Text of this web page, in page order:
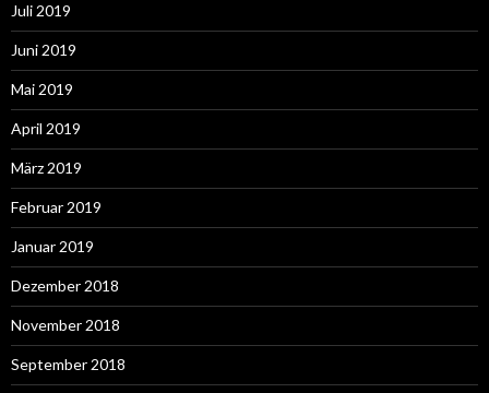
Juli 2019
Juni 2019
Mai 2019
April 2019
März 2019
Februar 2019
Januar 2019
Dezember 2018
November 2018
September 2018